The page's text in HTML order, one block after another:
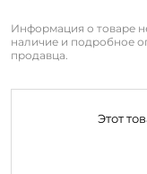
Информация о товаре
наличие и подробное
продавца.
Этот